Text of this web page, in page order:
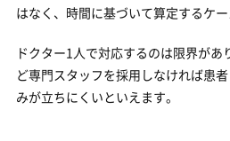
はなく、時間に基づいて算定するケー
ドクター1人で対応するのは限界が
ど専門スタッフを採用しなければ患
みが立ちにくいといえます。